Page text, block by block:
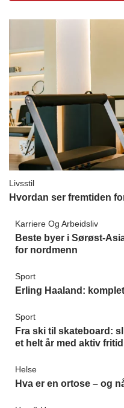
Livsstil
Hvordan ser fremtiden
Karriere Og Arbeidsliv
Beste byer i Sørøst-
for nordmenn
Sport
Erling Haaland:
Sport
Fra ski til skateboard:
et helt år med aktiv fritid
Helse
Hva er en ortose – og